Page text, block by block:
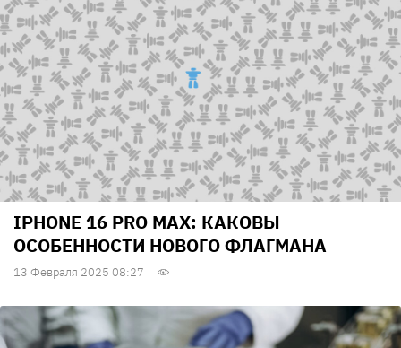
IPHONE 16 PRO MAX: КАКОВЫ
ОСОБЕННОСТИ НОВОГО ФЛАГМАНА
13 Февраля 2025 08:27